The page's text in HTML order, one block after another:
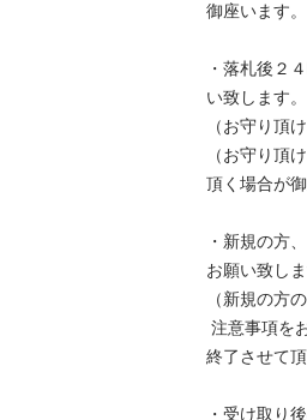
御座います。
・落札後２
い致します。
（お守り頂
（お守り頂
頂く場合が御
・新規の方
お願い致しま
（新規の方
終了させて
・受け取り